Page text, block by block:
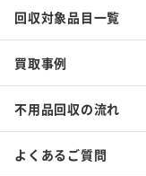
回収対象品目一覧
買取事例
不用品回収の流れ
よくあるご質問